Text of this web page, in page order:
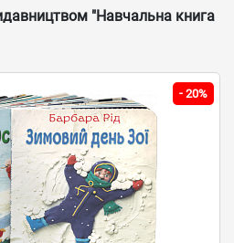
"Навчальна книга
- 20%